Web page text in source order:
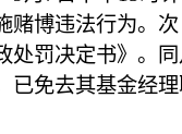
赌博违法行为。
处罚决定书》。
已免去其基金经